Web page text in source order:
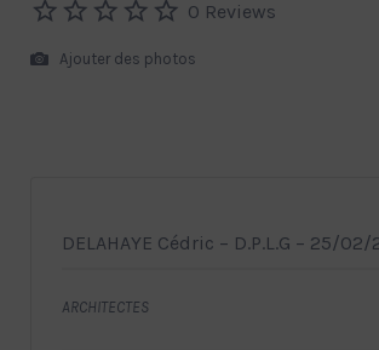
0 Reviews
Ajouter des photos
DELAHAYE Cédric – D.P.L.G – 25/02/
ARCHITECTES